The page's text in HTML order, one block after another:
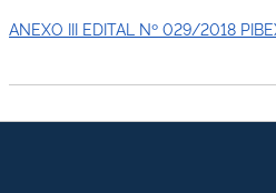
ANEXO III EDITAL Nº 029/2018